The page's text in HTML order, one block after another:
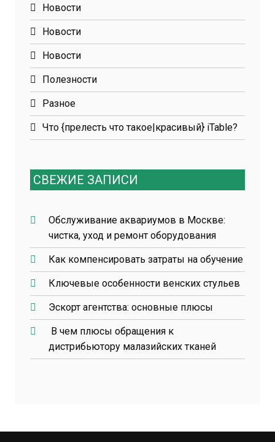
Новости
Новости
Новости
Полезности
Разное
Что {прелесть что такое|красивый} iTable?
СВЕЖИЕ ЗАПИСИ
Обслуживание аквариумов в Москве:
чистка, уход и ремонт оборудования
Как компенсировать затраты на обучение
Ключевые особенности венских стульев
Эскорт агентства: основные плюсы
В чем плюсы обращения к
дистрибьютору малазийских тканей